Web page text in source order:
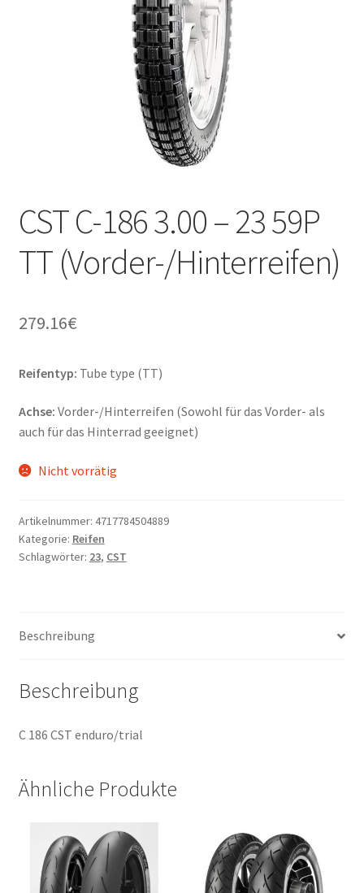
CST C-186 3.00 – 23 59P
TT (Vorder-/Hinterreifen)
279.16€
Reifentyp: Tube type (TT)
Achse: Vorder-/Hinterreifen (Sowohl für das Vorder- als
auch für das Hinterrad geeignet)
Nicht vorrätig
Artikelnummer: 4717784504889
Kategorie: Reifen
Schlagwörter: 23, CST
Beschreibung
Beschreibung
C 186 CST enduro/trial
Ähnliche Produkte